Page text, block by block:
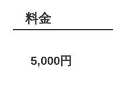
料金
5,000円